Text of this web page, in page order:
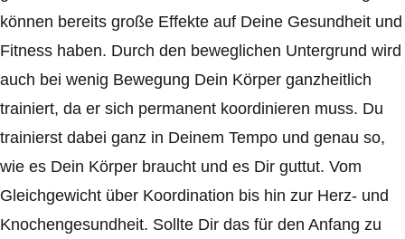
können bereits große Effekte auf Deine Gesundheit und
Fitness haben. Durch den beweglichen Untergrund wird
auch bei wenig Bewegung Dein Körper ganzheitlich
trainiert, da er sich permanent koordinieren muss. Du
trainierst dabei ganz in Deinem Tempo und genau so,
wie es Dein Körper braucht und es Dir guttut. Vom
Gleichgewicht über Koordination bis hin zur Herz- und
Knochengesundheit. Sollte Dir das für den Anfang zu